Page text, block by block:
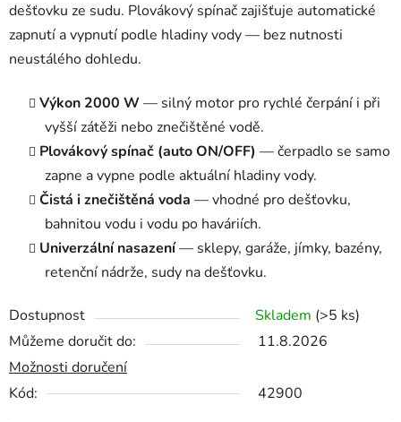
dešťovku ze sudu. Plovákový spínač zajišťuje automatické
zapnutí a vypnutí podle hladiny vody — bez nutnosti
neustálého dohledu.
Výkon 2000 W— silný motor pro rychlé čerpání i při
vyšší zátěži nebo znečištěné vodě.
Plovákový spínač (auto ON/OFF) — čerpadlo se samo
zapne a vypne podle aktuální hladiny vody.
Čistá i znečištěná voda — vhodné pro dešťovku,
bahnitou vodu i vodu po haváriích.
Univerzální nasazení— sklepy, garáže, jímky, bazény,
retenční nádrže, sudy na dešťovku.
Dostupnost Skladem (>5 ks)
Můžeme doručit do:
11.8.2026
Možnosti doručení
Kód:
42900